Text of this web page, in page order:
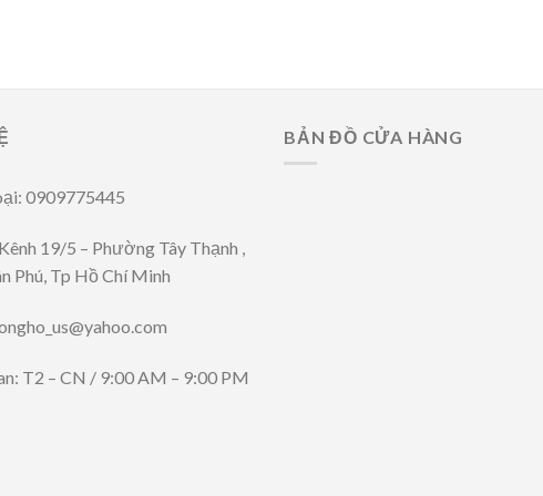
0909775445
19/5 – Phường Tây Thạnh ,
Phú, Tp Hồ Chí Minh
T2 – CN / 9:00 AM – 9:00 PM
BẢN ĐỒ CỬA HÀNG